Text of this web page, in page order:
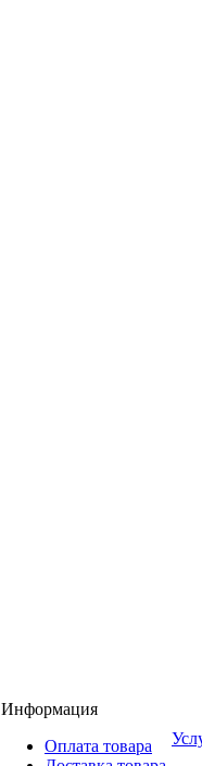
Информация
Оплата товара